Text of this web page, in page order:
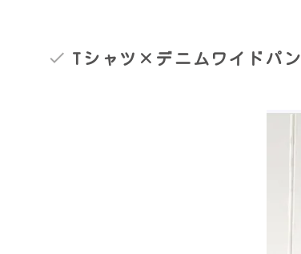
Tシャツ×デニムワイドパ